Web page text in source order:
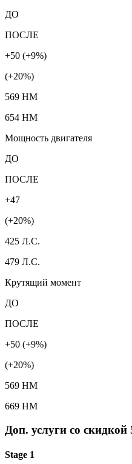
ДО
ПОСЛЕ
+50 (+9%)
(+20%)
569 HM
654 HM
Мощность двигателя
ДО
ПОСЛЕ
+47
(+20%)
425 Л.С.
479 Л.С.
Крутящий момент
ДО
ПОСЛЕ
+50 (+9%)
(+20%)
569 HM
669 HM
Доп. услуги со скидкой
Stage 1